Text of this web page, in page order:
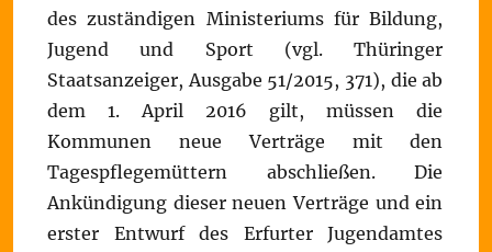
des zuständigen Ministeriums für Bildung,
Jugend und Sport (vgl. Thüringer
Staatsanzeiger, Ausgabe 51/2015, 371), die ab
dem 1. April 2016 gilt, müssen die
Kommunen neue Verträge mit den
Tagespflegemüttern abschließen. Die
Ankündigung dieser neuen Verträge und ein
erster Entwurf des Erfurter Jugendamtes